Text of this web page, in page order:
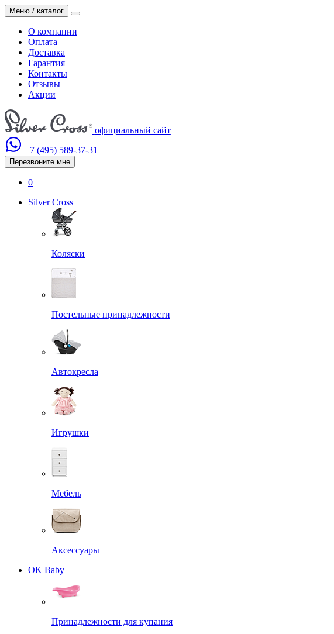
Меню / каталог
О компании
Оплата
Доставка
Гарантия
Контакты
Отзывы
Акции
официальный сайт
+7 (495) 589-37-31
Перезвоните мне
0
Silver Cross
Коляски
Постельные принадлежности
Автокресла
Игрушки
Мебель
Аксессуары
OK Baby
Принадлежности для купания